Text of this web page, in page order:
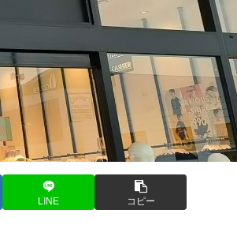
LINE コピー